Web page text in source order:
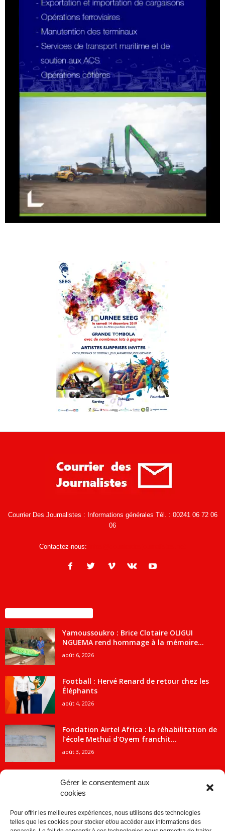
Gérer le consentement aux
cookies
Pour offrir les meilleures expériences, nous utilisons des technologies
telles que les cookies pour stocker et/ou accéder aux informations des
Courrier Des Journalistes : Informations générales Tél. : 00241 06 72 06
06
Contactez-nous:
Yamoussoukro : Brice Clotaire OLIGUI
NGUEMA rend hommage à la mémoire...
août 6, 2026
Football : Hervé Renard de retour chez les
Éléphants
août 4, 2026
Fondation Airtel Africa : la réhabilitation de
l’école Methui d’Oyem franchit...
août 3, 2026
CATÉGORIE POPULAIRE
ACTUALITES
2091